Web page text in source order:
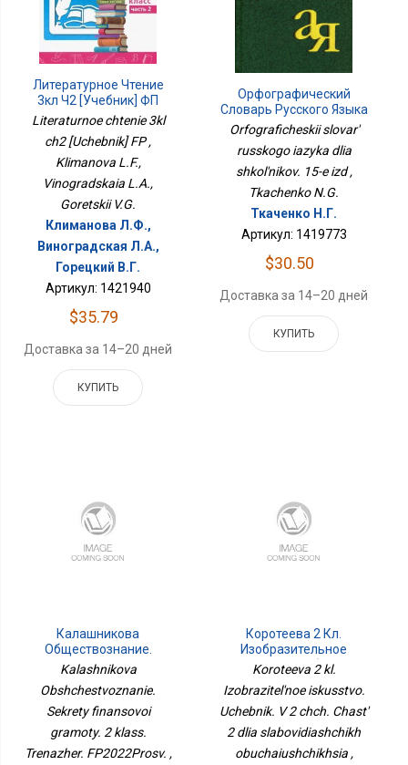
Литературное Чтение
3кл Ч2 [Учебник] ФП
Literaturnoe chtenie 3kl
ch2 [Uchebnik] FP ,
Klimanova L.F.,
Vinogradskaia L.A.,
Goretskii V.G.
Климанова Л.Ф.,
Виноградская Л.А.,
Горецкий В.Г.
Артикул: 1421940
$35.79
Доставка за 14–20 дней
КУПИТЬ
Орфографический
Словарь Русского Языка
Для Школьников. 15-Е
Orfograficheskii slovar'
russkogo iazyka dlia
shkol'nikov. 15-e izd ,
Tkachenko N.G.
Ткаченко Н.Г.
Артикул: 1419773
$30.50
Доставка за 14–20 дней
КУПИТЬ
Калашникова
Обществознание.
Секреты Финансовой
Тренажёр.
ФП2022Просв.
Kalashnikova
Obshchestvoznanie.
Sekrety finansovoi
gramoty. 2 klass.
Trenazher. FP2022Prosv. ,
Коротеева 2 Кл.
Изобразительное
Искусство. Учебник. В 2
Слабовидящих
Обучающихся
Koroteeva 2 kl.
Izobrazitel'noe iskusstvo.
Uchebnik. V 2 chch. Chast'
2 dlia slabovidiashchikh
obuchaiushchikhsia ,